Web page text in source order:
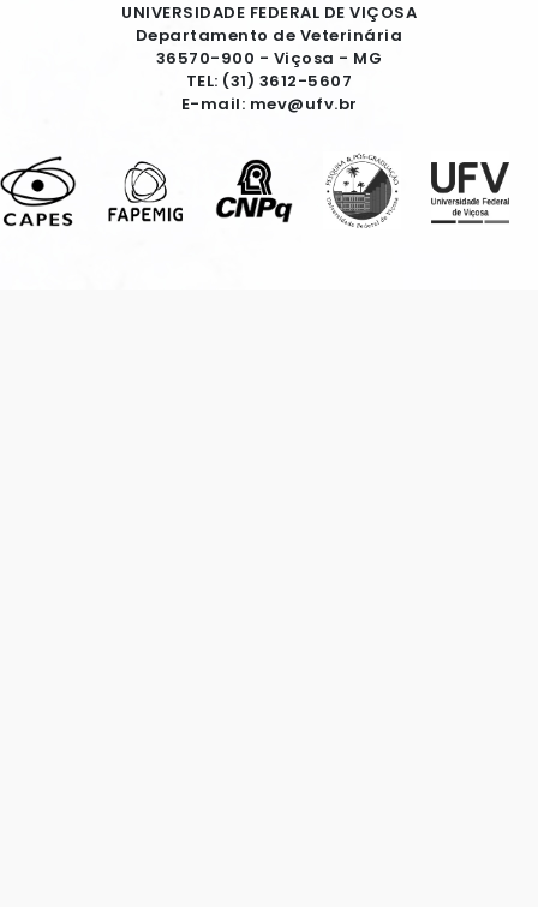
UNIVERSIDADE FEDERAL DE VIÇOSA
Departamento de Veterinária
36570-900 - Viçosa - MG
TEL: (31) 3612-5607
E-mail: mev@ufv.br